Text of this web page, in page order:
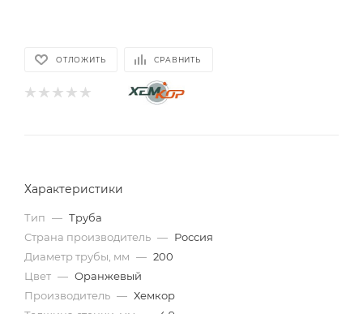
ОТЛОЖИТЬ СРАВНИТЬ
Характеристики
Тип — Труба
Страна производитель — Россия
Диаметр трубы, мм — 200
Цвет — Оранжевый
Производитель — Хемкор